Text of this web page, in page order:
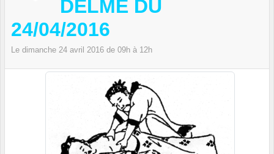
DELME DU
24/04/2016
Le dimanche 24 avril 2016 de 09h à 12h